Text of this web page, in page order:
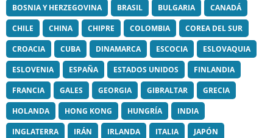
BOSNIA Y HERZEGOVINA
BRASIL BULGARIA
CANADÁ
CHILE
CHINA CHIPRE COLOMBIA
COREA DEL SUR
CROACIA
CUBA DINAMARCA ESCOCIA
ESLOVAQUIA
ESLOVENIA
ESPAÑA ESTADOS UNIDOS
FINLANDIA
FRANCIA
GALES GEORGIA GIBRALTAR
GRECIA
HOLANDA
HONG KONG HUNGRÍA
INDIA
INGLATERRA
IRÁN IRLANDA ITALIA
JAPÓN